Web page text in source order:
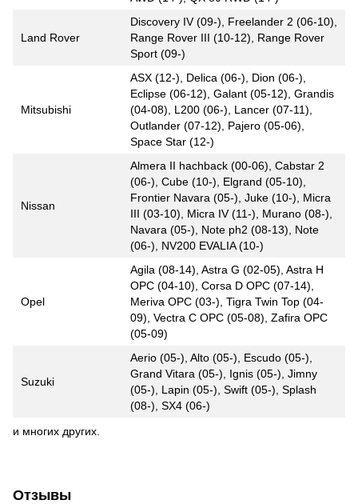
Land Rover
Discovery IV (09-), Freelander 2 (06-10),
Range Rover III (10-12), Range Rover
Sport (09-)
Mitsubishi
ASX (12-), Delica (06-), Dion (06-),
Eclipse (06-12), Galant (05-12), Grandis
(04-08), L200 (06-), Lancer (07-11),
Outlander (07-12), Pajero (05-06),
Space Star (12-)
Nissan
Almera II hachback (00-06), Cabstar 2
(06-), Cube (10-), Elgrand (05-10),
Frontier Navara (05-), Juke (10-), Micra
III (03-10), Micra IV (11-), Murano (08-),
Navara (05-), Note ph2 (08-13), Note
(06-), NV200 EVALIA (10-)
Opel
Agila (08-14), Astra G (02-05), Astra H
OPC (04-10), Corsa D OPC (07-14),
Meriva OPC (03-), Tigra Twin Top (04-
09), Vectra C OPC (05-08), Zafira OPC
(05-09)
Suzuki
Aerio (05-), Alto (05-), Escudo (05-),
Grand Vitara (05-), Ignis (05-), Jimny
(05-), Lapin (05-), Swift (05-), Splash
(08-), SX4 (06-)
и многих других.
Отзывы